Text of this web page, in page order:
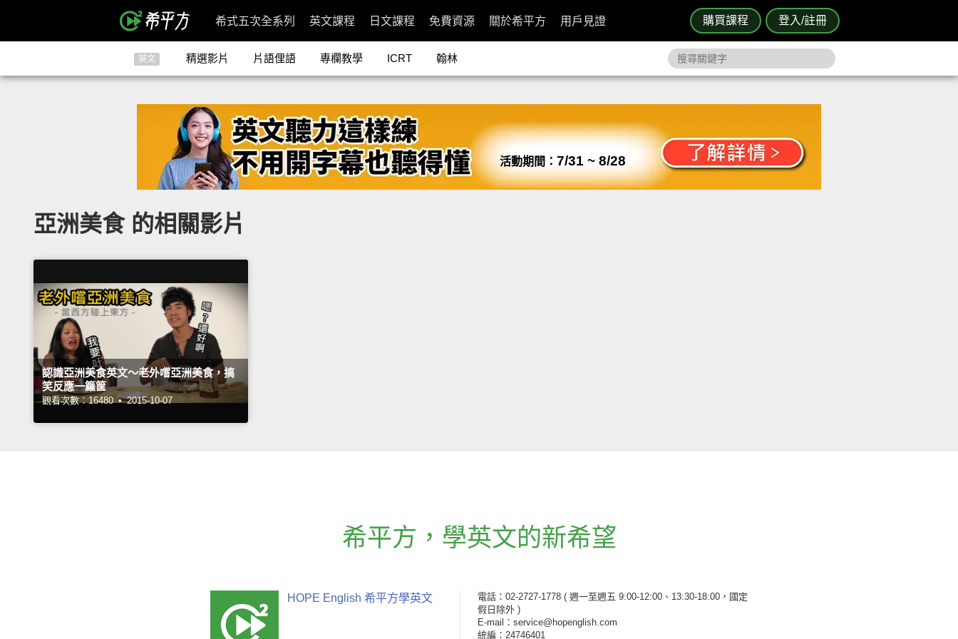
購買課程 登入/註冊
希式五次全系列 英文課程 日文課程 免費資源 關於希平方 用戶見證
英文 精選影片 片語俚語 專欄教學 ICRT 翰林
活動期間： 7/31 ~ 8/28
亞洲美食 的相關影片
認識亞洲美食英文～老外嚐亞洲美食，搞
笑反應一籮筐
觀看次數：16480 • 2015-10-07
希平方 ， 學英文的新希望
HOPE English 希平方學英文 電話：02-2727-1778 ( 週一至週五 9:00-12:00、13:30-18:00，國定
假日除外 )
E-mail：service@hopenglish.com
統編：24746401